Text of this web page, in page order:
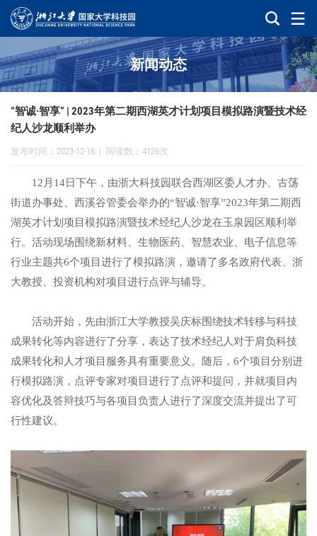
新闻动态
“智诚·智享” | 2023年第二期西湖英才计划项目模拟路演暨技术经
纪人沙龙顺利举办
发布时间：2023-12-16 阅读数：4126次
12月14日下午，由浙大科技园联合西湖区委人才办、古荡
街道办事处、西溪谷管委会举办的“智诚·智享”2023年第二期西
湖英才计划项目模拟路演暨技术经纪人沙龙在玉泉园区顺利举
行。活动现场围绕新材料、生物医药、智慧农业、电子信息等
行业主题共6个项目进行了模拟路演，邀请了多名政府代表、浙
大教授、投资机构对项目进行点评与辅导。
活动开始，先由浙江大学教授吴庆标围绕技术转移与科技
成果转化等内容进行了分享，表达了技术经纪人对于肩负科技
成果转化和人才项目服务具有重要意义。随后，6个项目分别进
行模拟路演，点评专家对项目进行了点评和提问，并就项目内
容优化及答辩技巧与各项目负责人进行了深度交流并提出了可
行性建议。